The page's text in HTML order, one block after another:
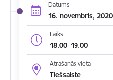
Datums
16. novembris, 2020
Laiks
18.00–19.00
Atrašanās vieta
Tiešsaiste